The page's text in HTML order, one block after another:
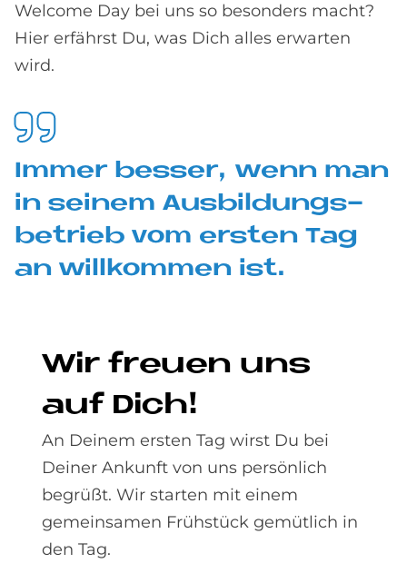
Welcome Day bei uns so besonders macht?
Hier erfährst Du, was Dich alles erwarten
wird.
Im­mer bes­ser, wenn man
in sei­nem Aus­bil­dungs­
be­trieb vom er­sten Tag
an will­kom­men ist.
Wir freu­en uns
auf Dich!
An Deinem ersten Tag wirst Du bei
Deiner Ankunft von uns persönlich
begrüßt. Wir starten mit einem
gemeinsamen Frühstück gemütlich in
den Tag.